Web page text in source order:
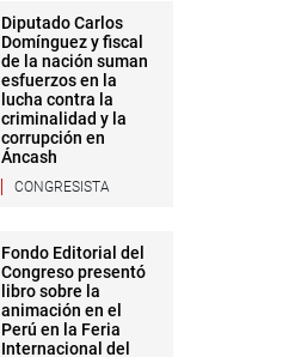
Diputado Carlos
Domínguez y fiscal
de la nación suman
esfuerzos en la
lucha contra la
criminalidad y la
corrupción en
Áncash
CONGRESISTA
Fondo Editorial del
Congreso presentó
libro sobre la
animación en el
Perú en la Feria
Internacional del